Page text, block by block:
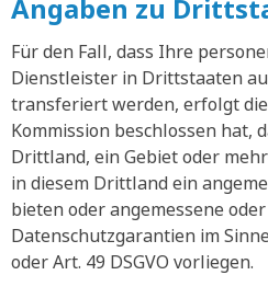
Angaben zu
Für den Fall, dass Ihre
Dienstleister in Drittstaaten
transferiert werden, erfolgt
Kommission beschlossen hat,
Drittland, ein Gebiet oder
in diesem Drittland ein
bieten oder angemessene
Datenschutzgarantien im
oder Art. 49 DSGVO vorliegen.